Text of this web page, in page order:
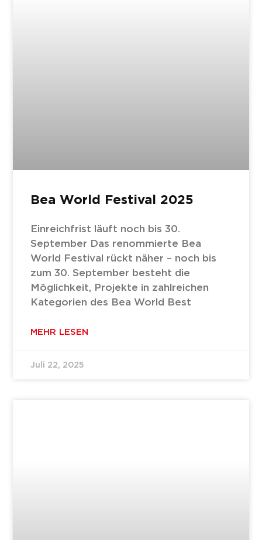
Bea World Festival 2025
Einreichfrist läuft noch bis 30.
September Das renommierte Bea
World Festival rückt näher – noch bis
zum 30. September besteht die
Möglichkeit, Projekte in zahlreichen
Kategorien des Bea World Best
MEHR LESEN
Juli 22, 2025